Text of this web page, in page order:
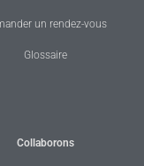
un rendez-vous
Glossaire
Collaborons